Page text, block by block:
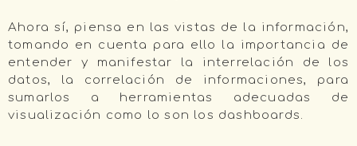
Ahora sí, piensa en las vistas de la información,
tomando en cuenta para ello la importancia de
entender y manifestar la interrelación de los
datos, la correlación de informaciones, para
sumarlos a herramientas adecuadas de
visualización como lo son los dashboards.